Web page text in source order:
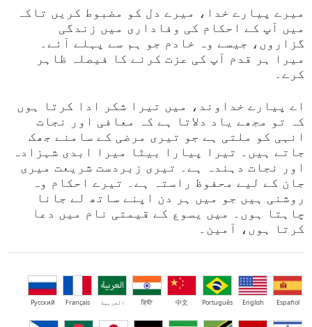
میرے پیارے خدا، میرے دل کو مضبوط کریں تاکہ
میں آپ کے احکام کی وفاداری میں زندگی
گزاروں، جیسے وہ خادم جو ہم سے پہلے آئے۔
میرا ہر قدم آپ کی عزت کرنے کا فیصلہ ظاہر
کرے۔
اے پیارے خداوند، میں تیرا شکر ادا کرتا ہوں
کہ تو مجھے یاد دلاتا ہے کہ معافی اور نجات
انہی کو ملتی ہے جو تیری مرضی کے سامنے جھک
جاتے ہیں۔ تیرا پیارا بیٹا میرا ابدی شہزادہ
اور نجات دہندہ ہے۔ تیری زبردست شریعت میری
جان کے لیے محفوظ راستہ ہے۔ تیرے احکام وہ
روشنی ہیں جو میں ہر دن اپنے ساتھ لے جانا
چاہتا ہوں۔ میں یسوع کے قیمتی نام میں دعا
کرتا ہوں، آمین۔
Español
English
Português
中文
हिंदी العربية Français
Русский